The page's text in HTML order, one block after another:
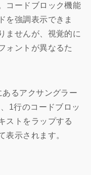
コードブロック機能
を強調表示できま
ませんが、視覚的に
ォントが異なるた
るアクサングラー
1行のコードブロッ
ストをラップする
表示されます。